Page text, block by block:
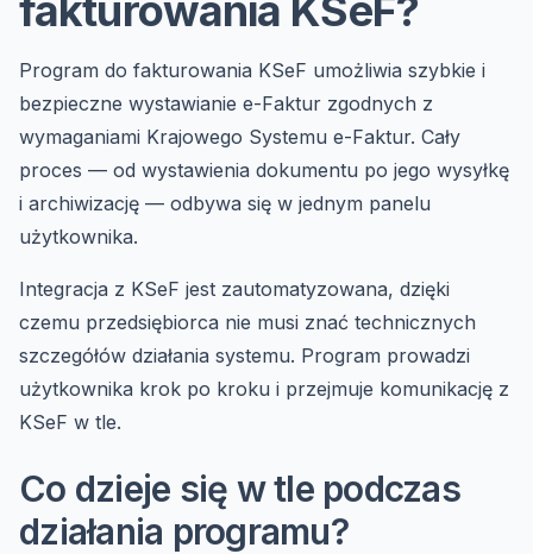
fakturowania KSeF?
Program do fakturowania KSeF umożliwia szybkie i
bezpieczne wystawianie e-Faktur zgodnych z
wymaganiami Krajowego Systemu e-Faktur. Cały
proces — od wystawienia dokumentu po jego wysyłkę
i archiwizację — odbywa się w jednym panelu
użytkownika.
Integracja z KSeF jest zautomatyzowana, dzięki
czemu przedsiębiorca nie musi znać technicznych
szczegółów działania systemu. Program prowadzi
użytkownika krok po kroku i przejmuje komunikację z
KSeF w tle.
Co dzieje się w tle podczas
działania programu?